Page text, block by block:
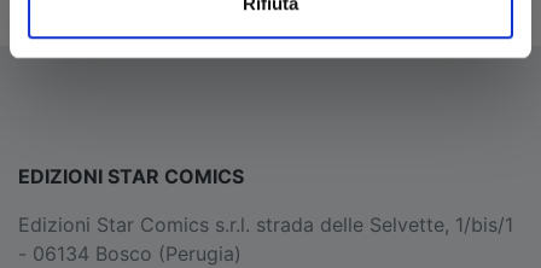
EDIZIONI STAR COMICS
Edizioni Star Comics s.r.l. strada delle Selvette, 1/bis/1
- 06134 Bosco (Perugia)